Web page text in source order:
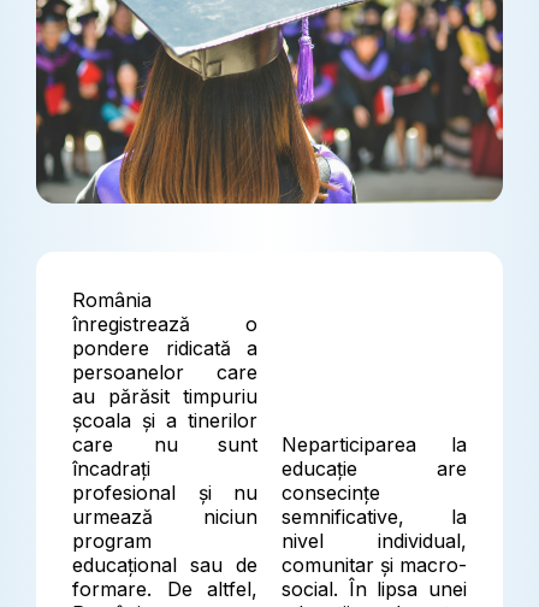
România
înregistrează o
pondere ridicată a
persoanelor care
au părăsit timpuriu
școala și a tinerilor
care nu sunt
încadrați
profesional și nu
urmează niciun
program
educațional sau de
formare. De altfel,
Neparticiparea la
educație are
consecințe
semnificative, la
nivel individual,
comunitar și macro-
social. În lipsa unei